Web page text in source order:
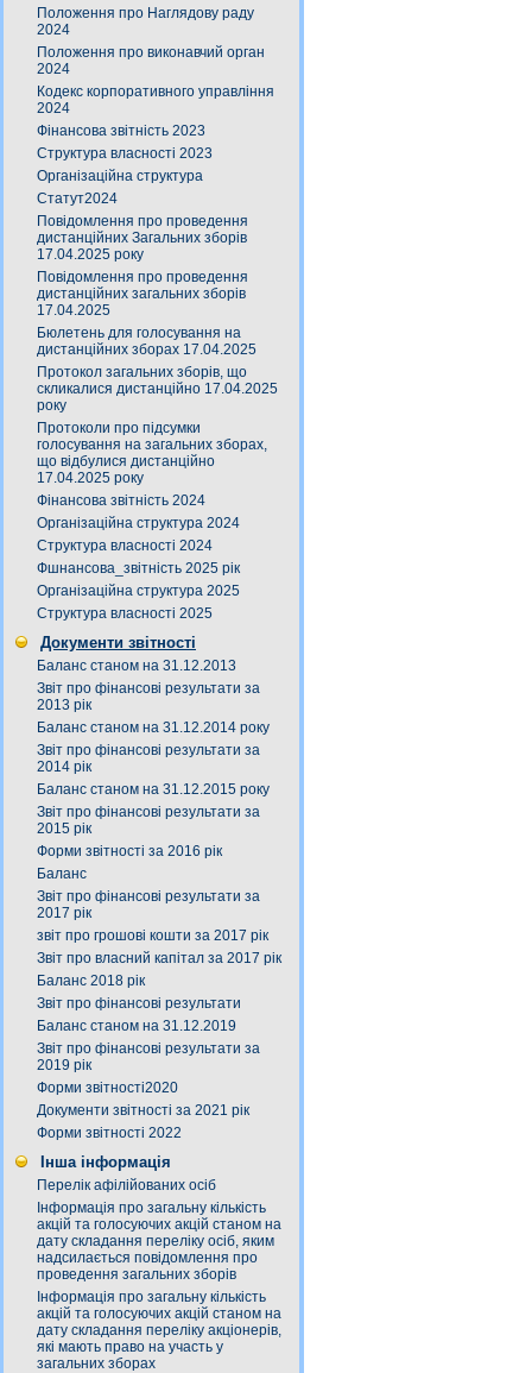
Положення про Наглядову раду
2024
Положення про виконавчий орган
2024
Кодекс корпоративного управління
2024
Фінансова звітність 2023
Структура власності 2023
Організаційна структура
Статут2024
Повідомлення про проведення
дистанційних Загальних зборів
17.04.2025 року
Повідомлення про проведення
дистанційних загальних зборів
17.04.2025
Бюлетень для голосування на
дистанційних зборах 17.04.2025
Протокол загальних зборів, що
скликалися дистанційно 17.04.2025
року
Протоколи про підсумки
голосування на загальних зборах,
що відбулися дистанційно
17.04.2025 року
Фінансова звітність 2024
Організаційна структура 2024
Структура власності 2024
Фшнансова_звітність 2025 рік
Організаційна структура 2025
Структура власності 2025
Документи звітності
Баланс станом на 31.12.2013
Звіт про фінансові результати за
2013 рік
Баланс станом на 31.12.2014 року
Звіт про фінансові результати за
2014 рік
Баланс станом на 31.12.2015 року
Звіт про фінансові результати за
2015 рік
Форми звітності за 2016 рік
Баланс
Звіт про фінансові результати за
2017 рік
звіт про грошові кошти за 2017 рік
Звіт про власний капітал за 2017 рік
Баланс 2018 рік
Звіт про фінансові результати
Баланс станом на 31.12.2019
Звіт про фінансові результати за
2019 рік
Форми звітності2020
Документи звітності за 2021 рік
Форми звітності 2022
Інша інформація
Перелік афілійованих осіб
Інформація про загальну кількість
акцій та голосуючих акцій станом на
дату складання переліку осіб, яким
надсилається повідомлення про
проведення загальних зборів
Інформація про загальну кількість
акцій та голосуючих акцій станом на
дату складання переліку акціонерів,
які мають право на участь у
загальних зборах